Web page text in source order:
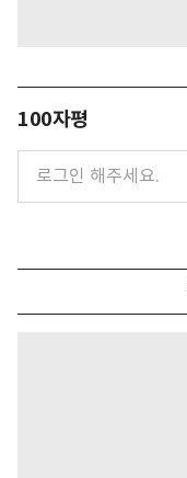
100자평